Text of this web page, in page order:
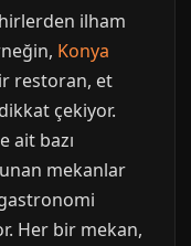
ilham
Konya
restoran, et
çekiyor.
ait bazı
mekanlar
Her bir mekan,